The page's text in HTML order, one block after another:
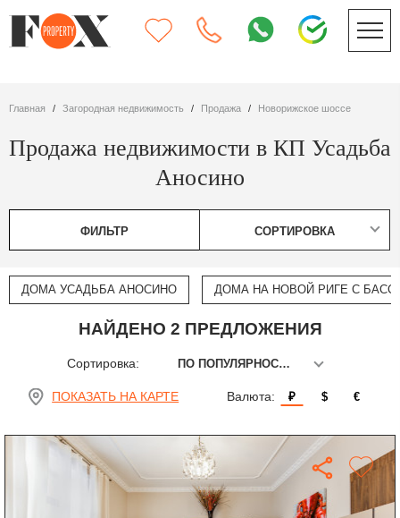
Главная Загородная недвижимость Продажа Новорижское шоссе
Продажа недвижимости в КП Усадьба
Аносино
ФИЛЬТР СОРТИРОВКА
ДОМА УСАДЬБА АНОСИНО ДОМА НА НОВОЙ РИГЕ С
НАЙДЕНО 2 ПРЕДЛОЖЕНИЯ
Сортировка: ПО ПОПУЛЯРНОСТИ
ПОКАЗАТЬ НА КАРТЕ Валюта: ₽ $ €